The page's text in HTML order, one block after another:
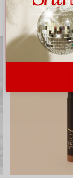
Vous pourriez